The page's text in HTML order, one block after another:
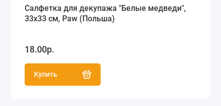
Салфетка для декупажа "Белые медведи",
33х33 см, Paw (Польша)
18.00р.
Купить